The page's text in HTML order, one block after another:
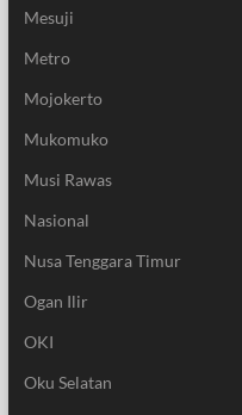
Mesuji
Metro
Mojokerto
Mukomuko
Musi Rawas
Nasional
Nusa Tenggara Timur
Ogan Ilir
OKI
Oku Selatan